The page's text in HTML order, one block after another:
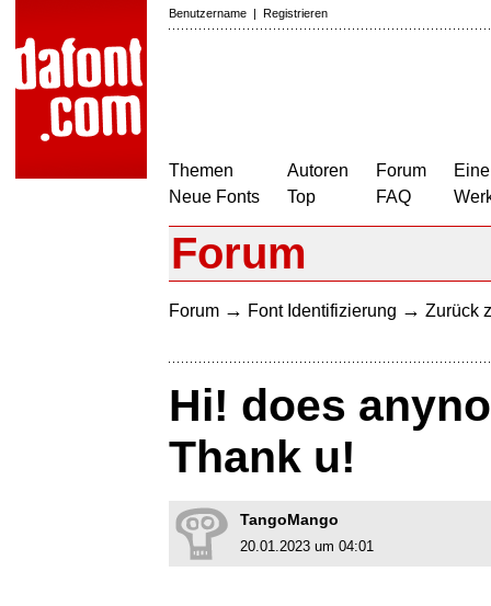
Benutzername | Registrieren
Themen
Neue Fonts
Autoren
Top
Forum
FAQ
Forum
Forum → Font Identifizierung → Zurück
Hi! does
Thank u!
TangoMango
20.01.2023 um 04:01